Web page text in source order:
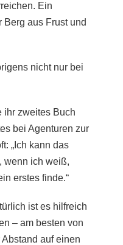
Ein
aus Frust und
nicht nur bei
ihr zweites Buch
bei Agenturen zur
„Ich kann das
wenn ich weiß,
erstes finde.“
ist es hilfreich
– am besten von
auf einen